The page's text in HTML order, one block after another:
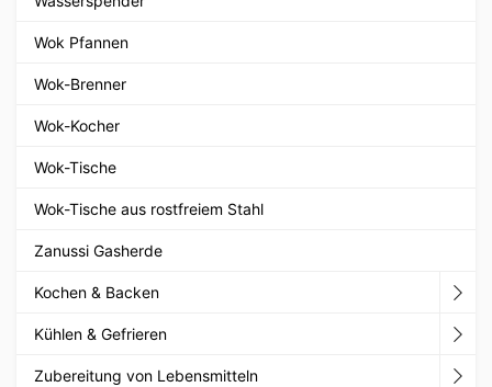
Wok Pfannen
Wok-Brenner
Wok-Kocher
Wok-Tische
Wok-Tische aus rostfreiem Stahl
Zanussi Gasherde
Kochen & Backen
Kühlen & Gefrieren
Zubereitung von Lebensmitteln